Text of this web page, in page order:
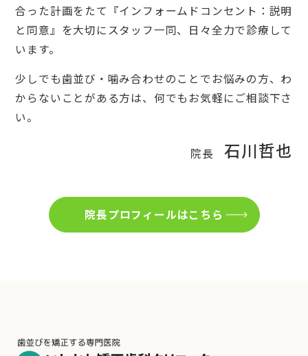
合った計画をたて『インフォームドコンセント：説明
と同意』を大切にスタッフ一同、日々全力で診療して
います。
少しでも歯並び・噛み合わせのことでお悩みの方、わ
からないことがある方は、何でもお気軽にご相談下さ
い。
院長 石川哲也
院長プロフィールはこちら